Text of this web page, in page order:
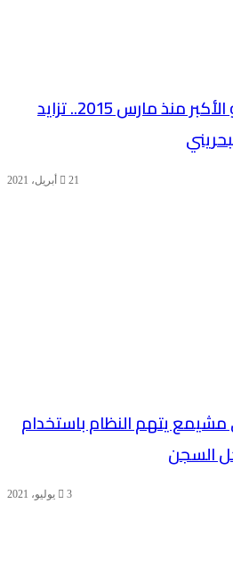
الاعتداء الأخير بسجن جو الأكبر منذ مارس 2015.. تزايد
21 أبريل، 2021
يتهم النظام باستخدام
السجن
3 يوليو، 2021